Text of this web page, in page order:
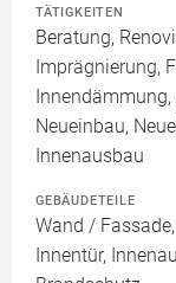
TÄTIGKEITEN
Beratung,
Imprägnierung,
Neueinbau,
Innenausbau
GEBÄUDETEILE
Wand /
Innentür,